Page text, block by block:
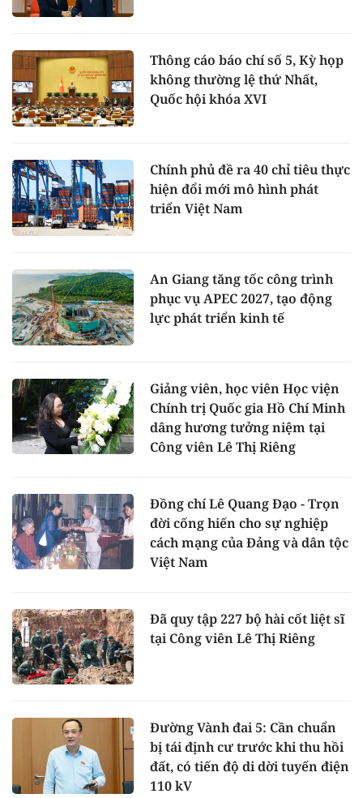
Thông cáo báo chí số 5, Kỳ họp
không thường lệ thứ Nhất,
Quốc hội khóa XVI
Chính phủ đề ra 40 chỉ tiêu thực
hiện đổi mới mô hình phát
triển Việt Nam
An Giang tăng tốc công trình
phục vụ APEC 2027, tạo động
lực phát triển kinh tế
Giảng viên, học viên Học viện
Chính trị Quốc gia Hồ Chí Minh
dâng hương tưởng niệm tại
Công viên Lê Thị Riêng
Đồng chí Lê Quang Đạo - Trọn
đời cống hiến cho sự nghiệp
cách mạng của Đảng và dân tộc
Việt Nam
Đã quy tập 227 bộ hài cốt liệt sĩ
tại Công viên Lê Thị Riêng
Đường Vành đai 5: Cần chuẩn
bị tái định cư trước khi thu hồi
đất, có tiến độ di dời tuyến điện
110 kV